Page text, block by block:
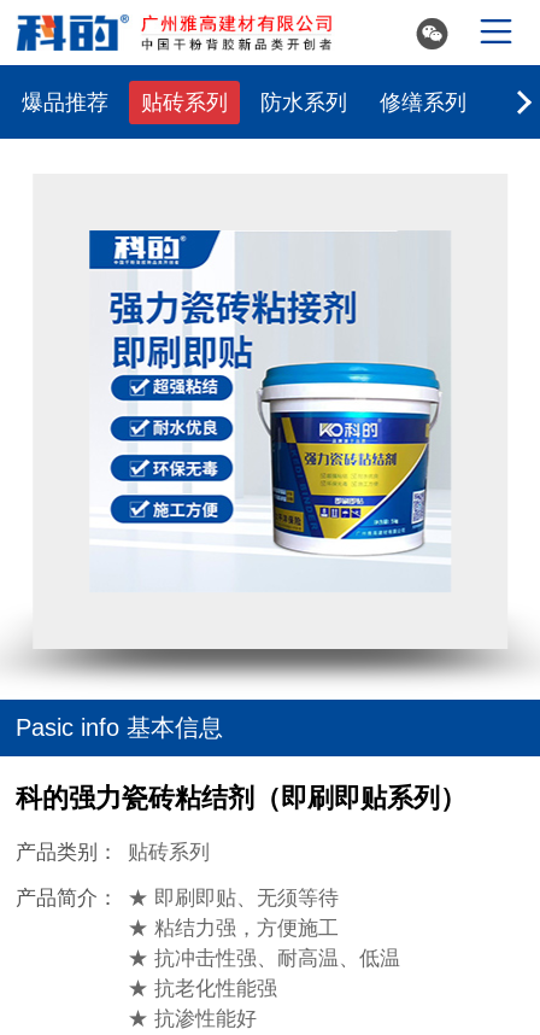
 
爆品推荐 贴砖系列 防水系列 修缮系列
Pasic info 基本信息
科的强力瓷砖粘结剂（即刷即贴系列）
产品类别：
贴砖系列
产品简介：
★ 即刷即贴、无须等待
★ 粘结力强，方便施工
★ 抗冲击性强、耐高温、低温
★ 抗老化性能强
★ 抗渗性能好